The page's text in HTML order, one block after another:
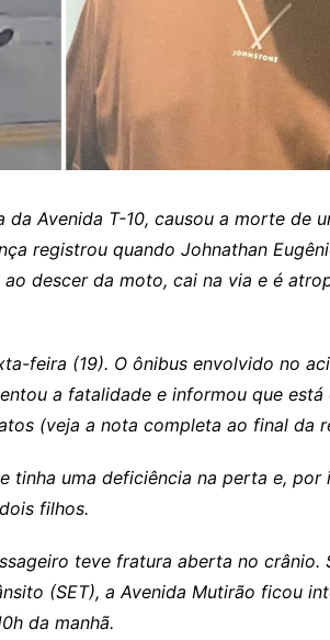
Avenida T-10, causou a morte de
registrou quando Johnathan
descer da moto, cai na via e é
feira (19). O ônibus envolvido no
a fatalidade e informou que
(veja a nota completa ao final da
tinha uma deficiência na perta e, por
filhos.
teve fratura aberta no crânio.
(SET), a Avenida Mutirão ficou
da manhã.